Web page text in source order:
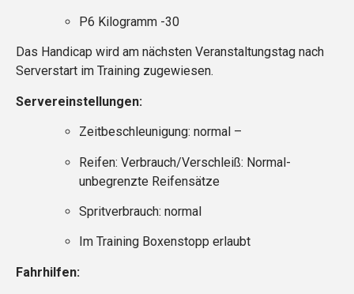
P6 Kilogramm -30
Das Handicap wird am nächsten Veranstaltungstag nach
Serverstart im Training zugewiesen.
Servereinstellungen:
Zeitbeschleunigung: normal –
Reifen: Verbrauch/Verschleiß: Normal-
unbegrenzte Reifensätze
Spritverbrauch: normal
Im Training Boxenstopp erlaubt
Fahrhilfen: